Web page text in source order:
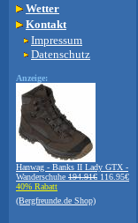
Wetter
Kontakt
Impressum
Datenschutz
Anzeige:
Hanwag - Banks II Lady GTX -
Wanderschuhe 194.91€ 116.95€
40% Rabatt
(Bergfreunde.de Shop)